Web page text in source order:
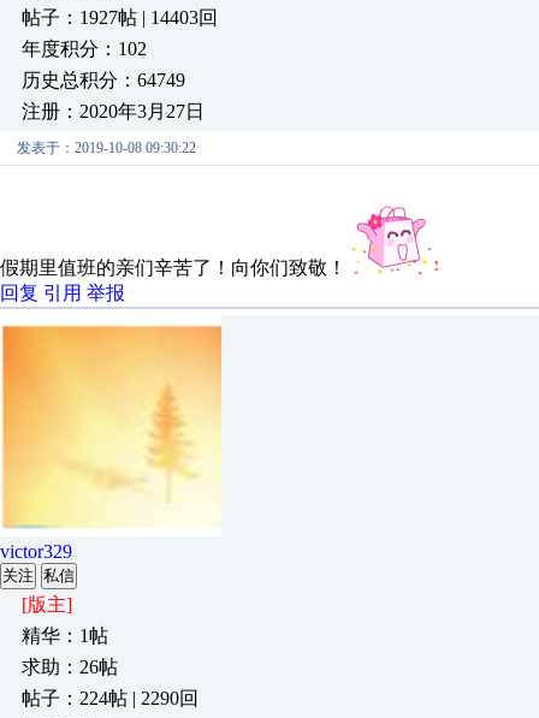
帖子：1927帖 | 14403回
年度积分：102
历史总积分：64749
注册：2020年3月27日
发表于：2019-10-08 09:30:22
假期里值班的亲们辛苦了！向你们致敬！
回复 引用 举报
victor329
关注 私信
[版主]
精华：1帖
求助：26帖
帖子：224帖 | 2290回